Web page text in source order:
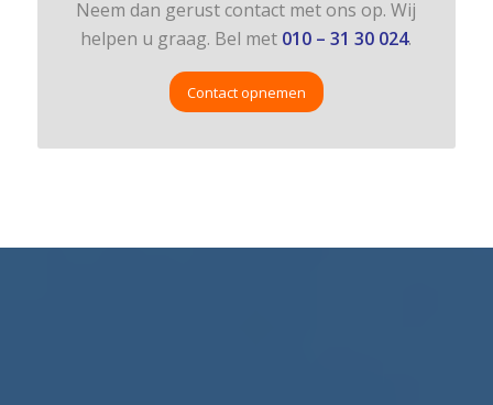
Neem dan gerust contact met ons op. Wij
helpen u graag. Bel met 010 – 31 30 024.
Contact opnemen